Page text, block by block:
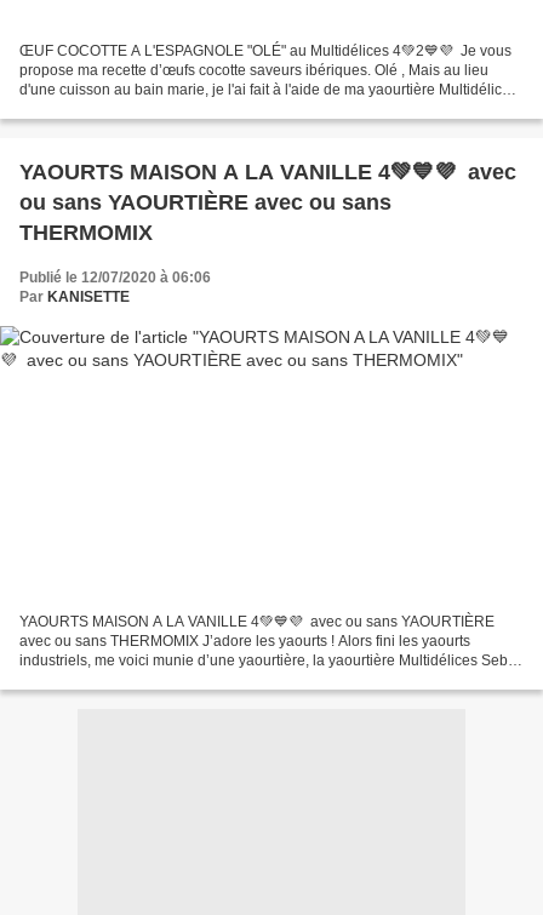
ŒUF COCOTTE A L'ESPAGNOLE "OLÉ" au Multidélices 4💚2💙💜 Je vous
propose ma recette d’œufs cocotte saveurs ibériques. Olé , Mais au lieu
d'une cuisson au bain marie, je l'ai fait à l'aide de ma yaourtière Multidélices.
YAOURTS MAISON A LA VANILLE 4💚💙💜 avec
ou sans YAOURTIÈRE avec ou sans
THERMOMIX
Publié le 12/07/2020 à 06:06
Par KANISETTE
YAOURTS MAISON A LA VANILLE 4💚💙💜 avec ou sans YAOURTIÈRE
avec ou sans THERMOMIX J’adore les yaourts ! Alors fini les yaourts
industriels, me voici munie d’une yaourtière, la yaourtière Multidélices Seb